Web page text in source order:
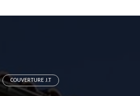
COUVERTURE J.T